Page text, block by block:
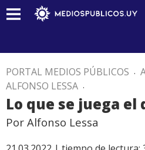
PORTAL MEDIOS PÚBLICOS .
ALFONSO LESSA .
Lo que se juega el
Por Alfonso Lessa